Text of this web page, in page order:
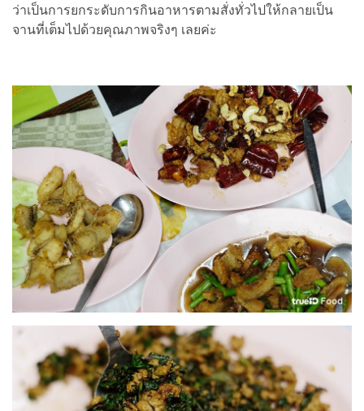
ว่าเป็นการยกระดับการกินอาหารตามสั่งทั่วไปให้กลายเป็น
จานที่เต็มไปด้วยคุณภาพจริงๆ เลยค่ะ